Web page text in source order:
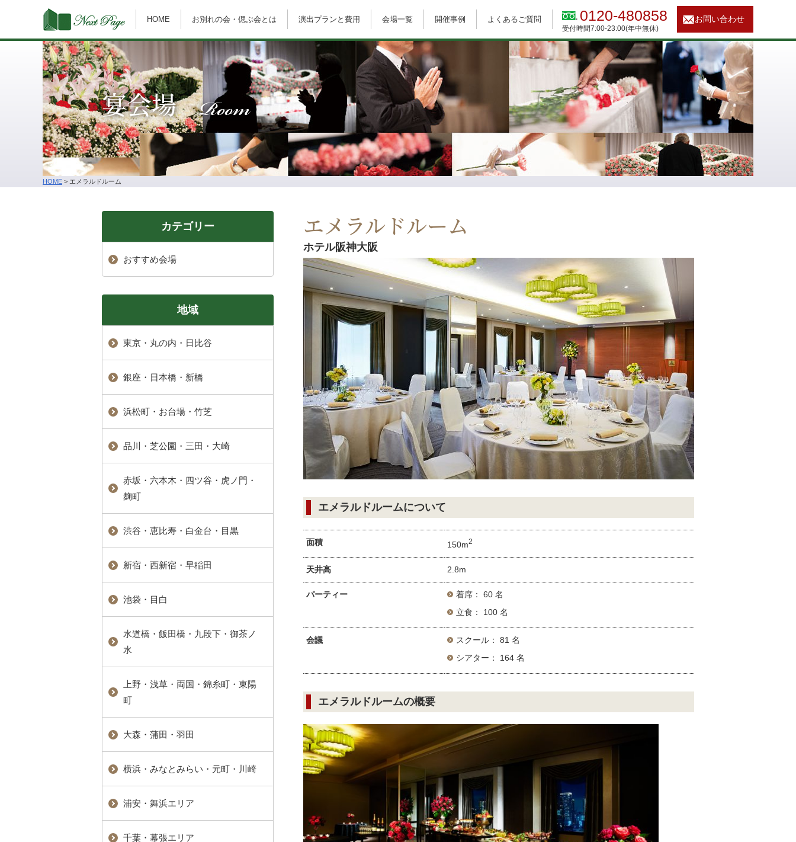
HOME お別れの会・偲ぶ会とは 演出プランと費用 会場一覧 開催事例 よくあるご質問 0120-480858
受付時間7:00-23:00(年中無休)
お問い合わせ
宴会場 Room
HOME > エメラルドルーム
エメラルドルーム
ホテル阪神大阪
エメラルドルームについて
面積 150m2
天井高 2.8m
パーティー
着席： 60 名
立食： 100 名
会議
スクール： 81 名
シアター： 164 名
エメラルドルームの概要
カテゴリー
おすすめ会場
地域
東京・丸の内・日比谷
銀座・日本橋・新橋
浜松町・お台場・竹芝
品川・芝公園・三田・大崎
赤坂・六本木・四ツ谷・虎ノ門・
麹町
渋谷・恵比寿・白金台・目黒
新宿・西新宿・早稲田
池袋・目白
水道橋・飯田橋・九段下・御茶ノ
水
上野・浅草・両国・錦糸町・東陽
町
大森・蒲田・羽田
横浜・みなとみらい・元町・川崎
浦安・舞浜エリア
千葉・幕張エリア